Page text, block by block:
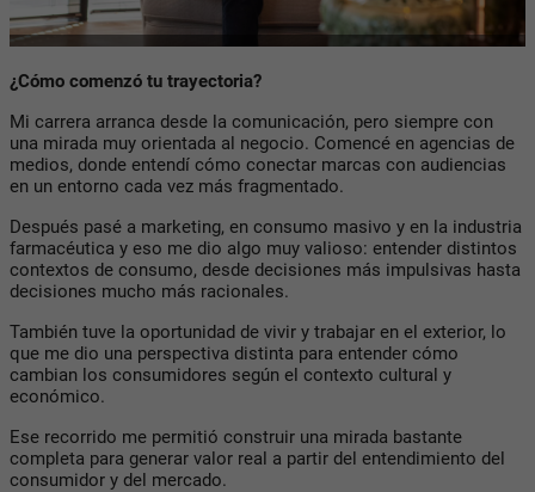
¿Cómo comenzó tu trayectoria?
Mi carrera arranca desde la comunicación, pero siempre con
una mirada muy orientada al negocio. Comencé en agencias de
medios, donde entendí cómo conectar marcas con audiencias
en un entorno cada vez más fragmentado.
Después pasé a marketing, en consumo masivo y en la industria
farmacéutica y eso me dio algo muy valioso: entender distintos
contextos de consumo, desde decisiones más impulsivas hasta
decisiones mucho más racionales.
También tuve la oportunidad de vivir y trabajar en el exterior, lo
que me dio una perspectiva distinta para entender cómo
cambian los consumidores según el contexto cultural y
económico.
Ese recorrido me permitió construir una mirada bastante
completa para generar valor real a partir del entendimiento del
consumidor y del mercado.